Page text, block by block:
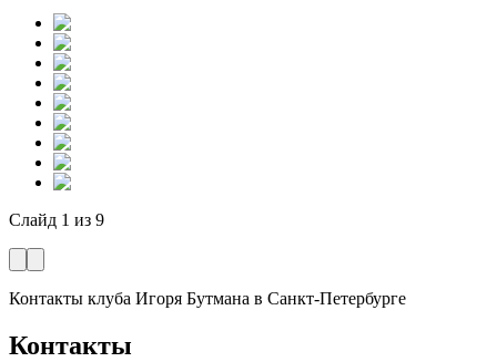
Слайд 1 из 9
Контакты клуба Игоря Бутмана в Санкт-Петербурге
Контакты